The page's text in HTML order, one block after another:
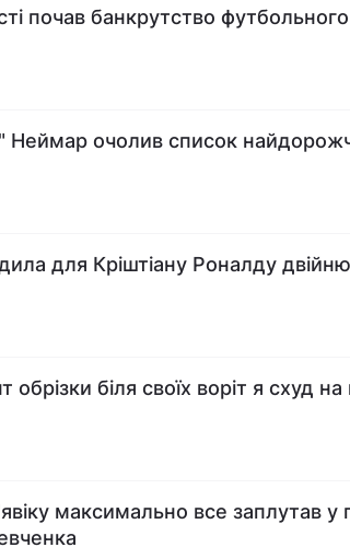
почав банкрутство
Неймар очолив список
для Кріштіану Роналду
біля своїх воріт я схуд на
максимально все заплутав у